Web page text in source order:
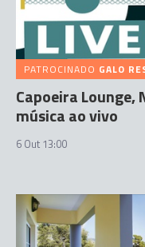
PATROCINADO GALO
Capoeira Lounge,
música ao vivo
6 Out 13:00